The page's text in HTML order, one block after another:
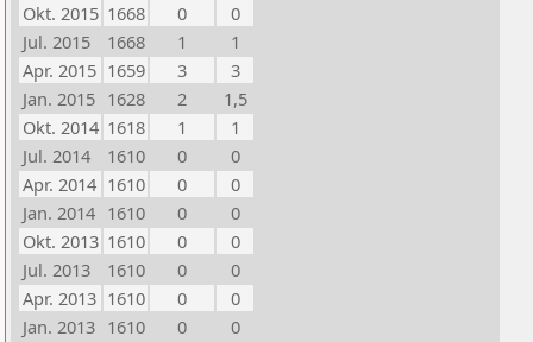
Okt. 2015 1668 0
0
Jul. 2015
1668 1
1
Apr. 2015 1659 3
3
Jan. 2015 1628 2
1,5
Okt. 2014 1618 1
1
Jul. 2014
1610 0
0
Apr. 2014 1610 0
0
Jan. 2014 1610 0
0
Okt. 2013 1610 0
0
Jul. 2013
1610 0
0
Apr. 2013 1610 0
0
Jan. 2013 1610 0
0